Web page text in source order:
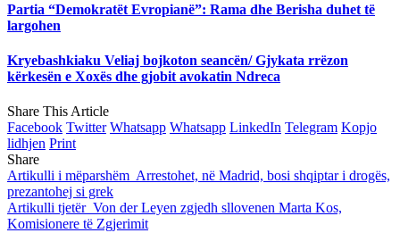
Partia “Demokratët Evropianë”: Rama dhe Berisha duhet të
largohen
Kryebashkiaku Veliaj bojkoton seancën/ Gjykata rrëzon
kërkesën e Xoxës dhe gjobit avokatin Ndreca
Share This Article
Facebook Twitter Whatsapp Whatsapp LinkedIn Telegram Kopjo
lidhjen Print
Share
Artikulli i mëparshëm Arrestohet, në Madrid, bosi shqiptar i drogës,
prezantohej si grek
Artikulli tjetër Von der Leyen zgjedh sllovenen Marta Kos,
Komisionere të Zgjerimit